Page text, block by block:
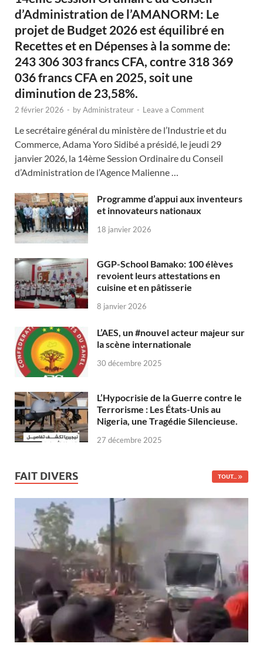
d’Administration de l’AMANORM: Le
projet de Budget 2026 est équilibré en
Recettes et en Dépenses à la somme de:
243 306 303 francs CFA, contre 318 369
036 francs CFA en 2025, soit une
diminution de 23,58%.
2 février 2026 - byAdministrateur - Leave a Comment
Le secrétaire général du ministère de l’Industrie et du
Commerce, Adama Yoro Sidibé a présidé, le jeudi 29
janvier 2026, la 14ème Session Ordinaire du Conseil
d’Administration de l’Agence Malienne …
Programme d’appui aux inventeurs
et innovateurs nationaux
18 janvier 2026
GGP-School Bamako: 100 élèves
revoient leurs attestations en
cuisine et en pâtisserie
8 janvier 2026
L’AES, un #nouvel acteur majeur sur
la scène internationale
30 décembre 2025
L’Hypocrisie de la Guerre contre le
Terrorisme : Les États-Unis au
Nigeria, une Tragédie Silencieuse.
27 décembre 2025
FAIT DIVERS TOUT...